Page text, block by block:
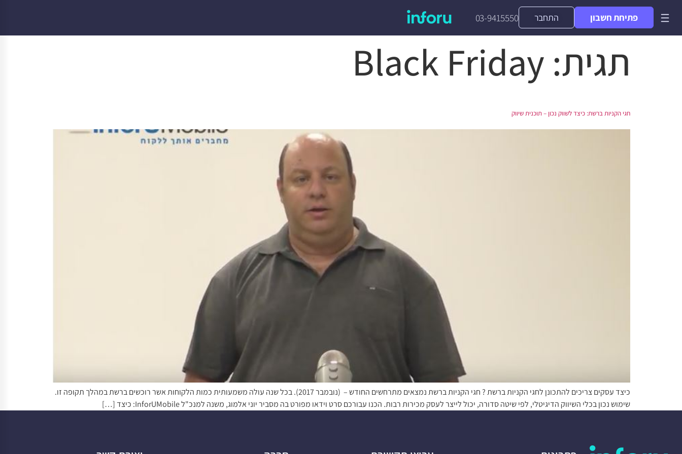
03-9415550 התחבר פתיחת חשבון
תגית: Black Friday
חגי הקניות ברשת: כיצד לשווק נכון – תוכנית שיווק
כיצד עסקים צריכים להתכונן לחגי הקניות ברשת ? חגי הקניות ברשת נמצאים מתרחשים החודש – (נובמבר 2017). בכל שנה עולה משמעותית כמות הלקוחות אשר רוכשים ברשת במהלך תקופה זו.
שימוש נכון בכלי השיווק הדיגיטלי, לפי שיטה סדורה, יכול לייצר לעסק מכירות רבות. הכנו עבורכם סרט וידאו מפורט בה מסביר יוני אלמוג, משנה למנכ"ל InforUMobile: כיצד […]